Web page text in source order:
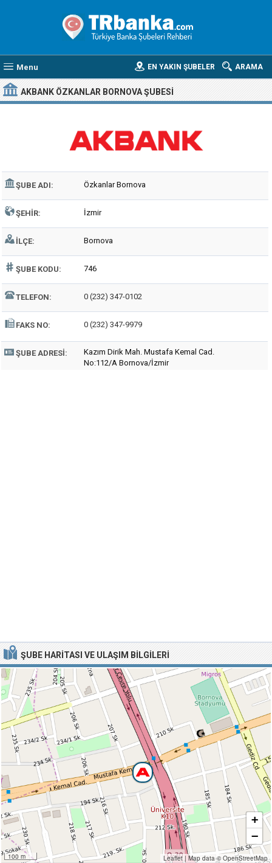
Menu ARAMA
EN YAKIN ŞUBELER
AKBANK ÖZKANLAR BORNOVA ŞUBESI
ŞUBE ADI: Özkanlar Bornova
ŞEHIR: İzmir
İLÇE: Bornova
ŞUBE KODU: 746
TELEFON: 0 (232) 347-0102
FAKS NO: 0 (232) 347-9979
ŞUBE ADRESI:
Kazım Dirik Mah. Mustafa Kemal Cad.
No:112/A Bornova/İzmir
ŞUBE HARITASI VE ULAŞIM BILGILERI
100 m
+
−
Leaflet | Map data ©OpenStreetMap